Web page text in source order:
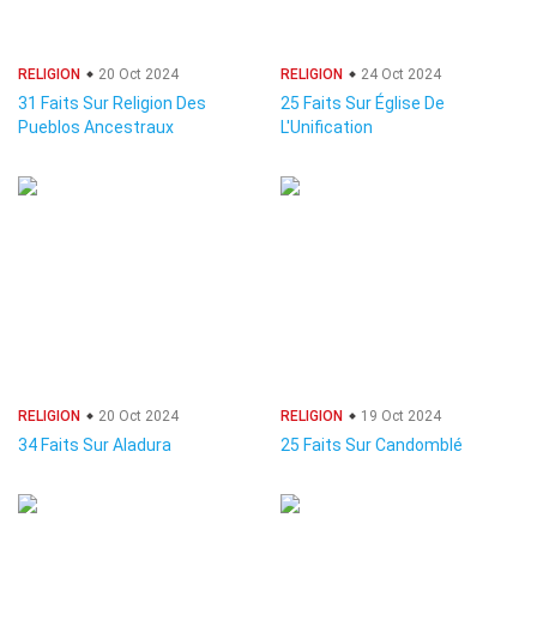
RELIGION 20 Oct 2024
31 Faits Sur Religion Des
Pueblos Ancestraux
RELIGION 24 Oct 2024
25 Faits Sur Église De
L'Unification
RELIGION 20 Oct 2024
34 Faits Sur Aladura
RELIGION 19 Oct 2024
25 Faits Sur Candomblé